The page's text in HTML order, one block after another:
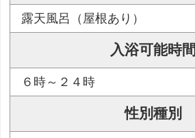
露天風呂（屋根あり）
入浴可能時間
６時～２４時
性別種別